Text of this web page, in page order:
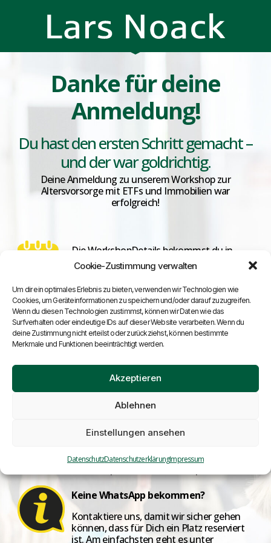
Cookie-Zustimmung verwalten
Um dir ein optimales Erlebnis zu bieten, verwenden wir Technologien wie
Cookies, um Geräteinformationen zu speichern und/oder darauf zuzugreifen.
Wenn du diesen Technologien zustimmst, können wir Daten wie das
Surfverhalten oder eindeutige IDs auf dieser Website verarbeiten. Wenn du
deine Zustimmung nicht erteilst oder zurückziehst, können bestimmte
Merkmale und Funktionen beeinträchtigt werden.
Akzeptieren
Ablehnen
Einstellungen ansehen
DatenschutzDatenschutzerklärungImpressum
Danke für deine
Anmeldung!
Du hast den ersten Schritt gemacht –
und der war goldrichtig.
Deine Anmeldung zu unserem Workshop zur
Altersvorsorge mit ETFs und Immobilien war
erfolgreich!
Die WorkshopDetails bekommst du in
Kürze per WhatsApp.
Dort findest du alle Infos, die du brauchst,
um bestens vorbereitet zu sein.
Was erwartet dich?
Klar verständliches Wissen – keine Finanzfloskeln.
Praktische Tipps, die du sofort anwenden kannst.
Tipp:
Folge uns auf Instagram, um bis zum
Keine WhatsApp bekommen?
Kontaktiere uns, damit wir sicher gehen
können, dass für Dich ein Platz reserviert
ist. Am einfachsten geht es unter